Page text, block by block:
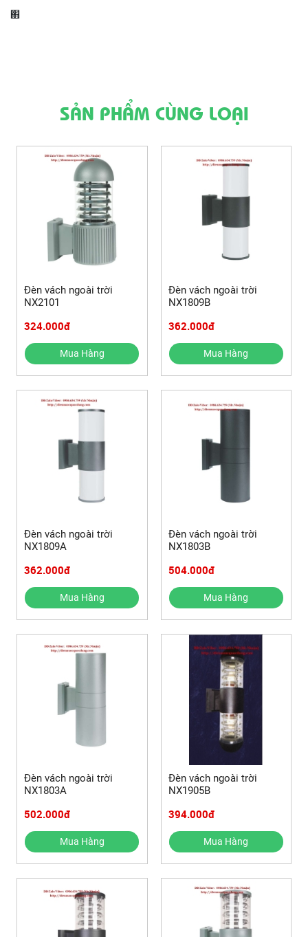
֋
SẢN PHẨM CÙNG LOẠI
Đèn vách ngoài trời
NX2101
324.000đ
Mua Hàng
Đèn vách ngoài trời
NX1809B
362.000đ
Mua Hàng
Đèn vách ngoài trời
NX1809A
362.000đ
Mua Hàng
Đèn vách ngoài trời
NX1803B
504.000đ
Mua Hàng
Đèn vách ngoài trời
NX1803A
502.000đ
Mua Hàng
Đèn vách ngoài trời
NX1905B
394.000đ
Mua Hàng